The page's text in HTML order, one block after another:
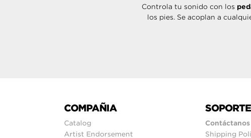
Controla tu sonido con los
los pies. Se acoplan a
COMPAÑIA
Catalog
Artist Endorsement
SOPORTE
Contáctanos
Shipping